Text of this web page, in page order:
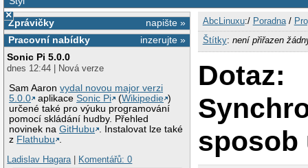
×
napište »
Zprávičky
inzerujte »
Pracovní nabídky
Sonic Pi 5.0.0
dnes 12:44 | Nová verze
Sam Aaronvydal novou major verzi
5.0.0
aplikaceSonic Pi (Wikipedie )
určené také pro výuku programování
pomocí skládání hudby. Přehled
novinek naGitHubu
. Instalovat lze také
z Flathubu
Ladislav Hagara| Komentářů: 0
AbcLinuxu:/ Poradna/
Štítky: není přiřazen
Dotaz:
sposob